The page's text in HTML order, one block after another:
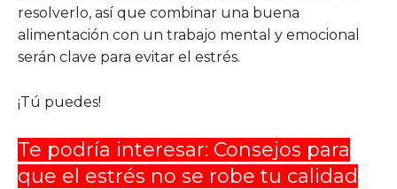
resolverlo, así que combinar una buena
alimentación con un trabajo mental y emocional
serán clave para evitar el estrés.
¡Tú puedes!
Te podría interesar: Consejos para
que el estrés no se robe tu calidad